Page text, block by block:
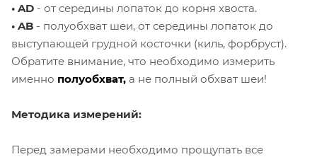
• AD - от середины лопаток до корня хвоста.
• AB - полуобхват шеи, от середины лопаток до
выступающей грудной косточки (киль, форбруст).
Обратите внимание, что необходимо измерить
именно полуобхват, а не полный обхват шеи!
Методика измерений:
Перед замерами необходимо прощупать все